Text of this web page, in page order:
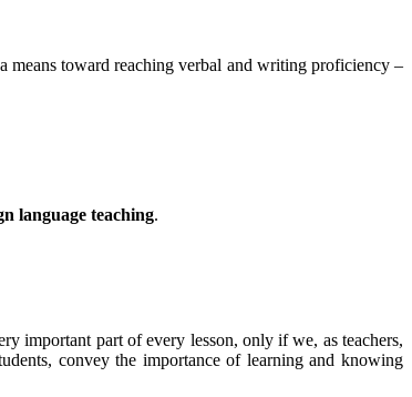
means toward reaching verbal and writing proficiency –
language teaching.
important part of every lesson, only if we, as teachers,
convey the importance of learning and knowing